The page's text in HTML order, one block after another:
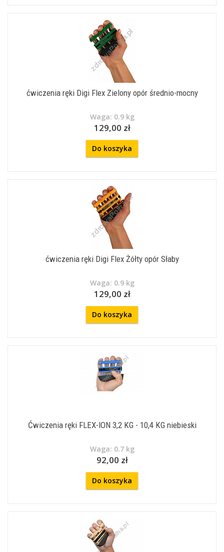
ćwiczenia ręki Digi Flex Zielony opór średnio-mocny
Waga: 0.9 kg
129,00 zł
Do koszyka
ćwiczenia ręki Digi Flex Żółty opór Słaby
Waga: 0.9 kg
129,00 zł
Do koszyka
Ćwiczenia ręki FLEX-ION 3,2 KG - 10,4 KG niebieski
Waga: 0.7 kg
92,00 zł
Do koszyka